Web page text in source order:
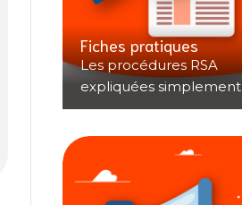
Fiches pratiques
Les procédures RSA
expliquées simplement